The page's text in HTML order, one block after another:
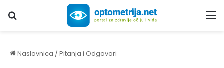
Upiši traženi pojam...
Naslovnica /Pitanja i Odgovori